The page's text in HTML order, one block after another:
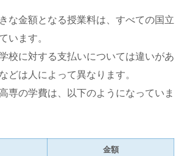
な金額となる授業料は、すべての国立
います。
校に対する支払いについては違いがあ
どは人によって異なります。
専の学費は、以下のようになっていま
金額